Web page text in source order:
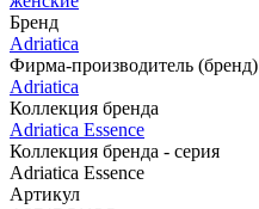
Бренд
Adriatica
Фирма-производитель (бренд)
Adriatica
Коллекция бренда
Adriatica Essence
Коллекция бренда - серия
Adriatica Essence
Артикул